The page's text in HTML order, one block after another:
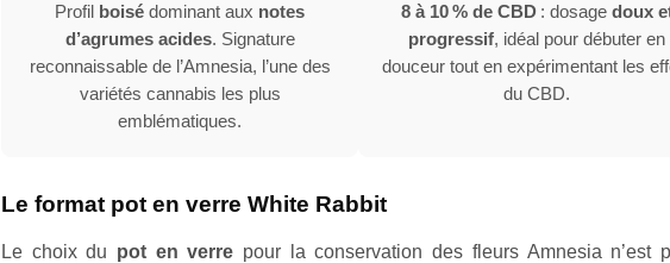
Profil boisé dominant aux notes
d’agrumes acides. Signature
reconnaissable de l’Amnesia, l’une des
variétés cannabis les plus
emblématiques.
8 à 10 % de CBD: dosage doux
progressif, idéal pour débuter en
douceur tout en expérimentant les
du CBD.
Le format pot en verre White Rabbit
Le choix du pot en verre pour la conservation des fleurs Amnesia n’est